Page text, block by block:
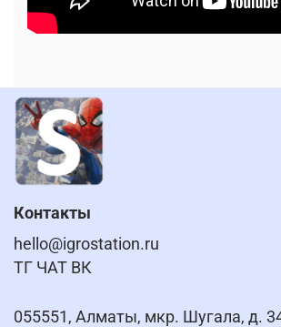
Контакты
hello@igrostation.ru
ТГ ЧАТ ВК
055551, Алматы, мкр. Шугала, д.